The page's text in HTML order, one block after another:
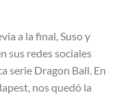
a la final, Suso y
sus redes sociales
serie Dragon Ball. En
nos quedó la